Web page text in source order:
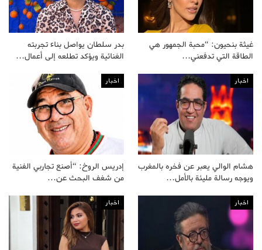
غيثة بنحيون: “محبة الجمهور هي
الطاقة التي تدفعني…
بدر سلطان يواصل بناء تجربته
الغنائية ويؤكد تطلعه إلى أعمال…
اخبار
هشام الوالي يعبر عن فخره بالمغرب
ويوجه رسالة مليئة بالأمل…
اخبار
إدريس الروخ: “أصنع تجاربي الفنية
من شغف البحث عن…
اخبار اخبار